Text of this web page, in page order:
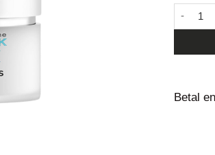
Betal